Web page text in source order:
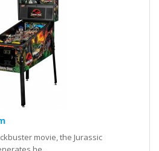
movie, the Jurassic